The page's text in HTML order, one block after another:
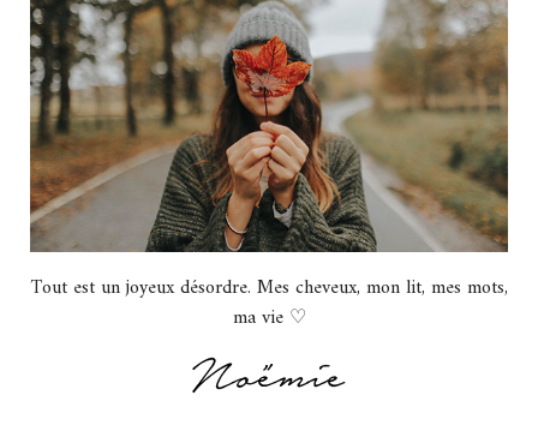
Tout est un joyeux désordre. Mes cheveux, mon lit, mes mots,
ma vie ♡